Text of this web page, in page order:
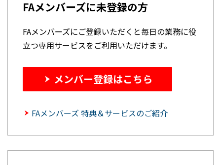
FAメンバーズに未登録の方
FAメンバーズにご登録いただくと毎日の業務に役
立つ専用サービスをご利用いただけます。
メンバー登録はこちら
FAメンバーズ 特典＆サービスのご紹介